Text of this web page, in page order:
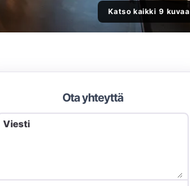
Katso kaikki ⁨9⁩ kuvaa
Ota yhteyttä
Viesti